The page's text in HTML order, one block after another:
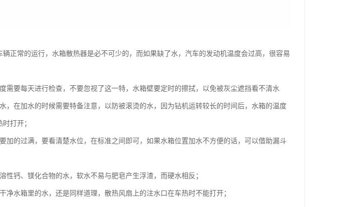
正常的运行，水箱散热器是必不可少的，而如果缺了水，汽车的发动机温度会过高，很容易
需要每天进行检查，不要忽视了这一特，水箱壁要定时的擦拭，以免被灰尘遮挡看不清水
，在加水的时候需要特备注意，以防被滚烫的水，因为钻机运转较长的时间后，水箱的温度
打开；
加的过满，要看清楚水位，在标准之间即可，如果水箱位置加水不方便的话，可以借助漏斗
性钙、镁化合物的水，软水不易与肥皂产生浮渣，而硬水相反；
净水箱里的水，还是同样道理，散热风扇上的注水口在车热时不能打开；